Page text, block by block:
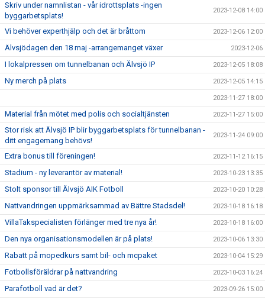
Skriv under namnlistan - vår idrottsplats -ingen
byggarbetsplats!
2023-12-08 14:00
Vi behöver experthjälp och det är bråttom 2023-12-06 12:00
Älvsjödagen den 18 maj -arrangemanget växer 2023-12-06
I lokalpressen om tunnelbanan och Älvsjö IP 2023-12-05 18:08
Ny merch på plats 2023-12-05 14:15
2023-11-27 18:00
Material från mötet med polis och socialtjänsten 2023-11-27 15:00
Stor risk att Älvsjö IP blir byggarbetsplats för tunnelbanan -
ditt engagemang behövs!
2023-11-24 09:00
Extra bonus till föreningen! 2023-11-12 16:15
Stadium - ny leverantör av material! 2023-10-23 13:35
Stolt sponsor till Älvsjö AIK Fotboll 2023-10-20 10:28
Nattvandringen uppmärksammad av Bättre Stadsdel! 2023-10-18 16:18
VillaTakspecialisten förlänger med tre nya år! 2023-10-18 16:00
Den nya organisationsmodellen är på plats! 2023-10-06 13:30
Rabatt på mopedkurs samt bil- och mcpaket 2023-10-04 15:29
Fotbollsföräldrar på nattvandring 2023-10-03 16:24
Parafotboll vad är det? 2023-09-26 15:00